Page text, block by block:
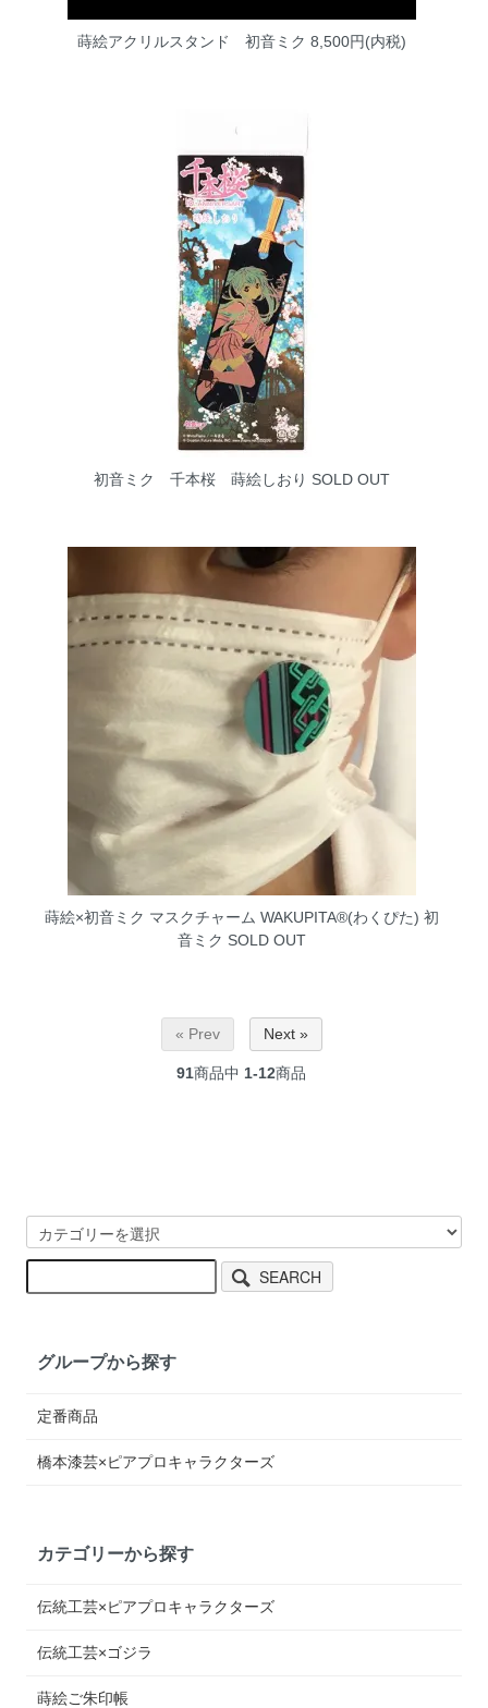
蒔絵アクリルスタンド 初音ミク 8,500円(内税)
初音ミク 千本桜 蒔絵しおり SOLD OUT
蒔絵×初音ミク マスクチャーム WAKUPITA®(わくぴた) 初
音ミク SOLD OUT
« Prev Next »
91商品中 1-12商品
SEARCH
グループから探す
定番商品
橋本漆芸×ピアプロキャラクターズ
カテゴリーから探す
伝統工芸×ピアプロキャラクターズ
伝統工芸×ゴジラ
蒔絵ご朱印帳